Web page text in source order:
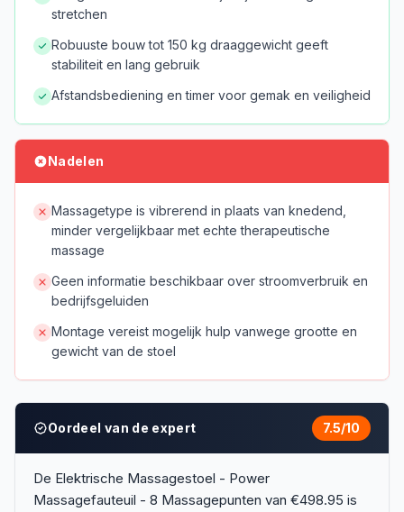
stretchen
Robuuste bouw tot 150 kg draaggewicht geeft
stabiliteit en lang gebruik
Afstandsbediening en timer voor gemak en veiligheid
Nadelen
Massagetype is vibrerend in plaats van knedend,
minder vergelijkbaar met echte therapeutische
massage
Geen informatie beschikbaar over stroomverbruik en
bedrijfsgeluiden
Montage vereist mogelijk hulp vanwege grootte en
gewicht van de stoel
Oordeel van de expert 7.5/10
De Elektrische Massagestoel - Power
Massagefauteuil - 8 Massagepunten van €498.95 is